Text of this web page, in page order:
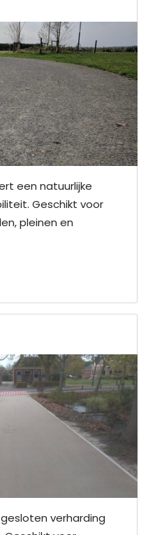
een natuurlijke
Geschikt voor
pleinen en
gesloten verharding